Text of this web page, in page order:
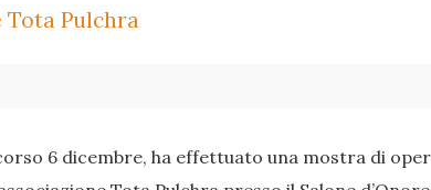
Tota Pulchra
6 dicembre, ha effettuato una mostra di